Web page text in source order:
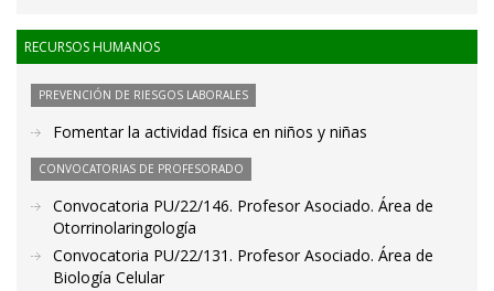
RECURSOS HUMANOS
PREVENCIÓN DE RIESGOS LABORALES
Fomentar la actividad física en niños y niñas
CONVOCATORIAS DE PROFESORADO
Convocatoria PU/22/146. Profesor Asociado. Área de
Otorrinolaringología
Convocatoria PU/22/131. Profesor Asociado. Área de
Biología Celular